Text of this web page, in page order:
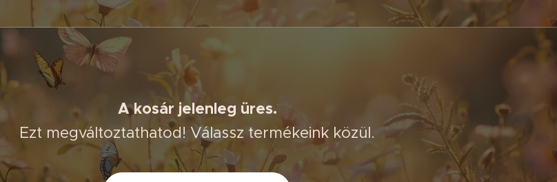
A kosár jelenleg üres.
Ezt megváltoztathatod! Válassz termékeink közül.